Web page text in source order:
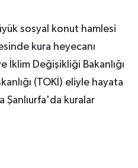
sosyal konut hamlesi
kura heyecanı
İklim Değişikliği Bakanlığı
(TOKİ) eliyle hayata
Şanlıurfa'da kuralar